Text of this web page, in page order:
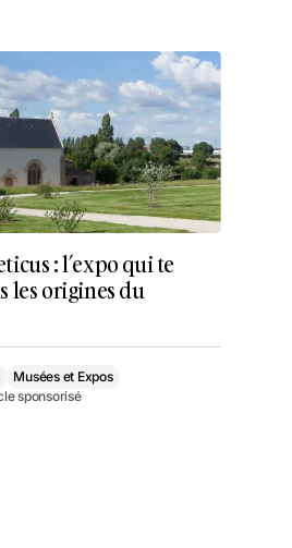
: l’expo qui te
les origines du
Musées et Expos
sponsorisé